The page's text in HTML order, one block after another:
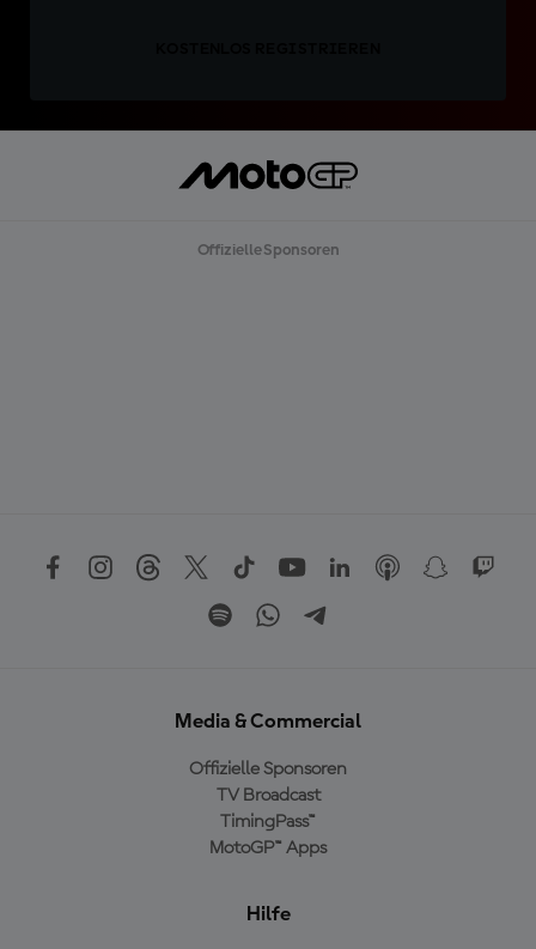
Offizielle Sponsoren
Media & Commercial
Offizielle Sponsoren
TV Broadcast
TimingPass™
MotoGP™ Apps
Hilfe